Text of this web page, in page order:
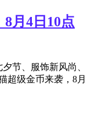
月4日10点
节、服饰新风尚、
超级金币来袭，8月